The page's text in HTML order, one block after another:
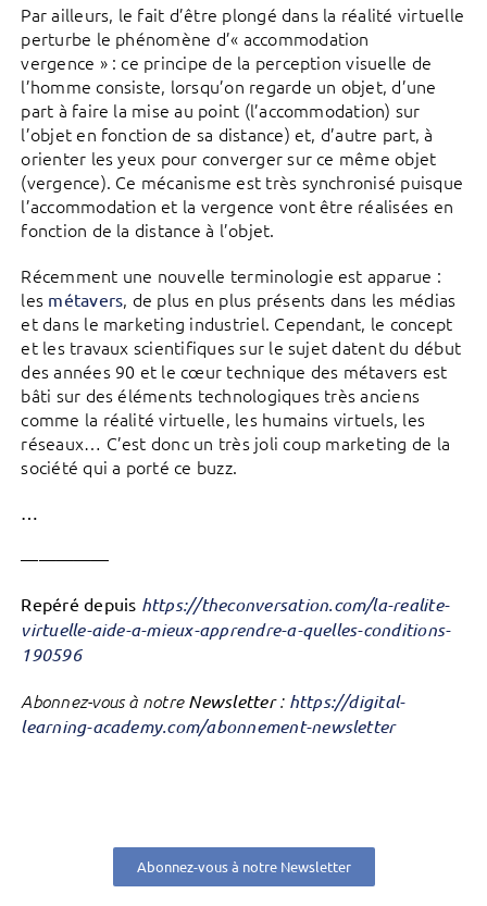
Par ailleurs, le fait d’être plongé dans la réalité virtuelle
perturbe le phénomène d’« accommodation
vergence » : ce principe de la perception visuelle de
l’homme consiste, lorsqu’on regarde un objet, d’une
part à faire la mise au point (l’accommodation) sur
l’objet en fonction de sa distance) et, d’autre part, à
orienter les yeux pour converger sur ce même objet
(vergence). Ce mécanisme est très synchronisé puisque
l’accommodation et la vergence vont être réalisées en
fonction de la distance à l’objet.
Récemment une nouvelle terminologie est apparue :
les métavers, de plus en plus présents dans les médias
et dans le marketing industriel. Cependant, le concept
et les travaux scientifiques sur le sujet datent du début
des années 90 et le cœur technique des métavers est
bâti sur des éléments technologiques très anciens
comme la réalité virtuelle, les humains virtuels, les
réseaux… C’est donc un très joli coup marketing de la
société qui a porté ce buzz.
—————
Repéré depuis https://theconversation.com/la-realite-
virtuelle-aide-a-mieux-apprendre-a-quelles-conditions-
190596
Abonnez-vous à notre Newsletter: https://digital-
learning-academy.com/abonnement-newsletter
Abonnez-vous à notre Newsletter